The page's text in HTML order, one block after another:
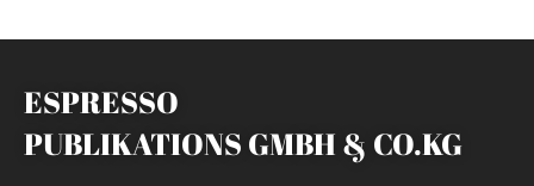
ESPRESSO
PUBLIKATIONS GMBH & CO.KG